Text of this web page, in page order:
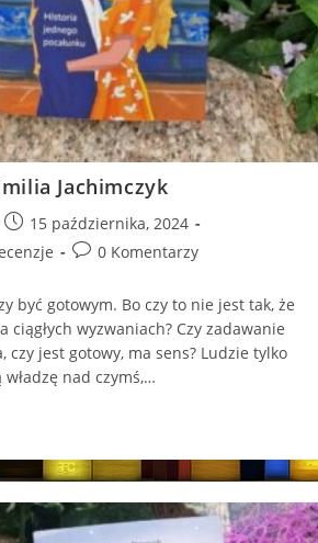
Jachimczyk
Post
published:
15 października, 2024
Post0 Komentarzy
być go­to­wym. Bo czy to nie jest tak, że
cią­głych wy­zwa­niach? Czy za­da­wa­nie
czy jest go­to­wy, ma sens? Lu­dzie tylko
nad czymś,…